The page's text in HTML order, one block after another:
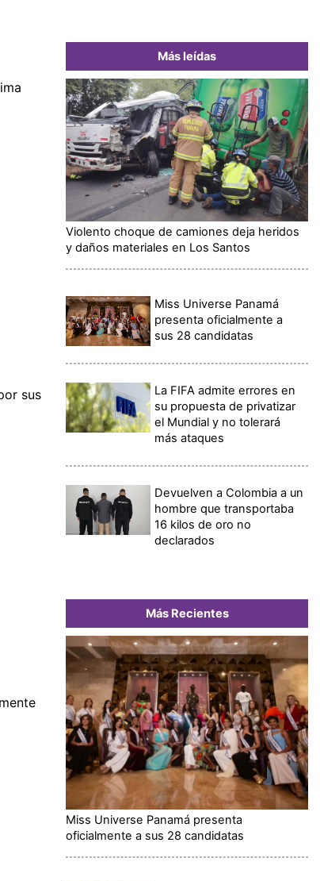
sus
Más leídas
Violento choque de camiones deja heridos
y daños materiales en Los Santos
Miss Universe Panamá
presenta oficialmente a
sus 28 candidatas
La FIFA admite errores en
su propuesta de privatizar
el Mundial y no tolerará
más ataques
Devuelven a Colombia a un
hombre que transportaba
16 kilos de oro no
declarados
Más Recientes
Miss Universe Panamá presenta
oficialmente a sus 28 candidatas